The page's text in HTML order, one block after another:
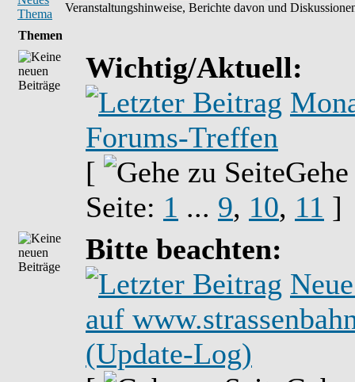
Veranstaltungshinweise, Berichte davon und
Themen
Wichtig/Aktuell:
Forums-Treffen
[
Seite: 1 ... 9, 10, 11 ]
Bitte beachten:
auf
(Update-Log)